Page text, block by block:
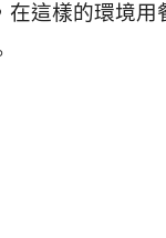
這樣的環境用